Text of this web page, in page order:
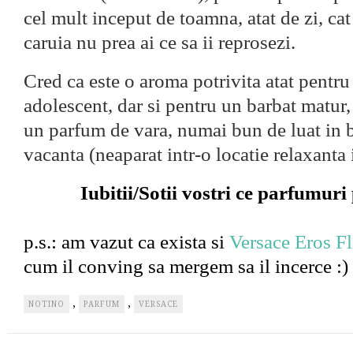
cel mult inceput de toamna, atat de zi,
caruia nu prea ai ce sa ii reprosezi.
Cred ca este o aroma potrivita atat
adolescent, dar si pentru un barbat
un parfum de vara, numai bun de luat in
vacanta (neaparat intr-o locatie
Iubitii/Sotii vostri ce parfumuri
p.s.: am vazut ca exista si Versace Eros
cum il conving sa mergem sa il incerce :)
NOTINO , PARFUM , VERSACE